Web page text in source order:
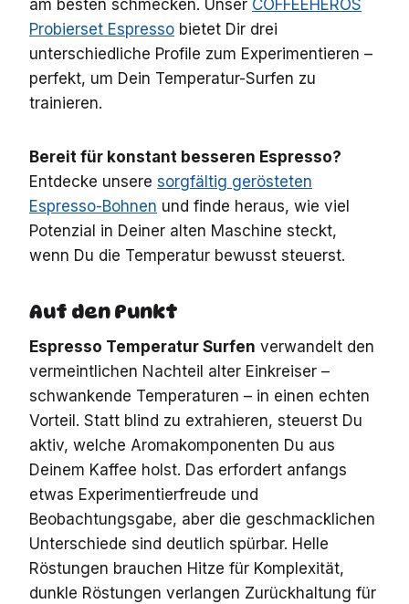
am besten schmecken. Unser COFFEEHEROS
Probierset Espresso bietet Dir drei
unterschiedliche Profile zum Experimentieren –
perfekt, um Dein Temperatur-Surfen zu
trainieren.
Bereit für konstant besseren Espresso?
Entdecke unsere sorgfältig gerösteten
Espresso-Bohnen und finde heraus, wie viel
Potenzial in Deiner alten Maschine steckt,
wenn Du die Temperatur bewusst steuerst.
Auf den Punkt
Espresso Temperatur Surfen verwandelt den
vermeintlichen Nachteil alter Einkreiser –
schwankende Temperaturen – in einen echten
Vorteil. Statt blind zu extrahieren, steuerst Du
aktiv, welche Aromakomponenten Du aus
Deinem Kaffee holst. Das erfordert anfangs
etwas Experimentierfreude und
Beobachtungsgabe, aber die geschmacklichen
Unterschiede sind deutlich spürbar. Helle
Röstungen brauchen Hitze für Komplexität,
dunkle Röstungen verlangen Zurückhaltung für